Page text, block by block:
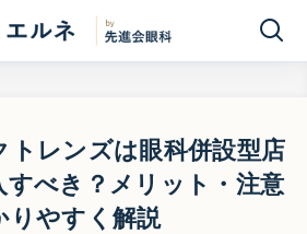
トレンズは眼科併設型店
すべき？メリット・注意
りやすく解説